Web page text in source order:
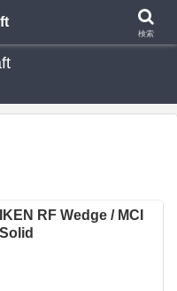
ゴルフ工房 エムズクラフト
RF Wedge / MCI
検索